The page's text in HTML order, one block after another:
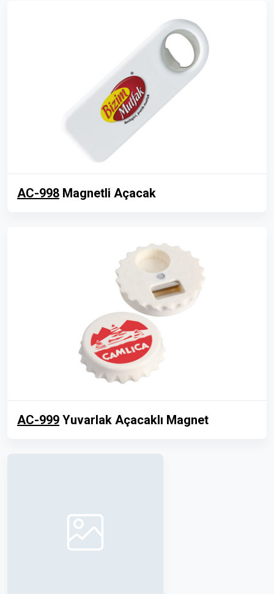
AC-998 Magnetli Açacak
AC-999 Yuvarlak Açacaklı Magnet